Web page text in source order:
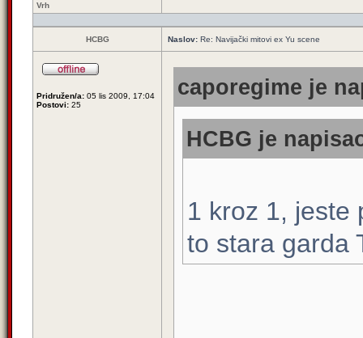
Vrh
HCBG Naslov: Re: Navijački mitovi ex Yu scene
Pridružen/a: 05 lis 2009, 17:04
Postovi: 25
caporegime je
HCBG je
1 kroz 1, jeste
to stara garda